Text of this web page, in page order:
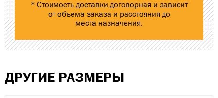
* Стоимость доставки договорная и зависит
от объема заказа и расстояния до
места назначения.
ДРУГИЕ РАЗМЕРЫ